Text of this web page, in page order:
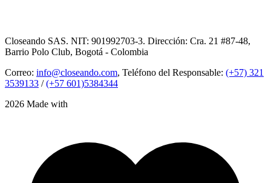
Closeando SAS. NIT: 901992703-3. Dirección: Cra. 21 #87-48,
Barrio Polo Club, Bogotá - Colombia
Correo: info@closeando.com, Teléfono del Responsable: (+57) 321
3539133 /(+57 601)5384344
2026 Made with